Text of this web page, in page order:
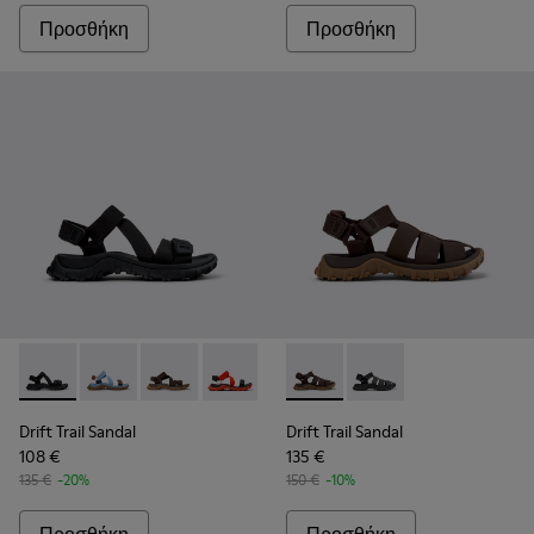
Προσθήκη Προσθήκη
Drift Trail Sandal - K101039-001 - Μαύρα καθημερινά
Drift Trail Sandal - K101039-010 - Μπεζ και λευκά
Drift Trail Sandal - K101039-007 - Μπεζ
Drift Trail Sandal - K101039-002 -
Drift Trail Sandal
108 €
135 € -20%
Drift Trail Sandal - K101090-
Drift Trail Sandal -
Drift Trail Sandal
135 €
150 € -10%